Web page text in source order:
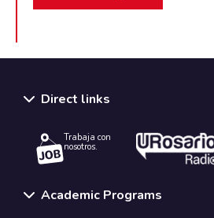
Direct links
Trabaja con
nosotros.
Academic Programs